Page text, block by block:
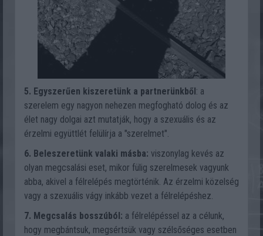
5. Egyszerűen kiszeretünk a partnerünkből: a
szerelem egy nagyon nehezen megfogható dolog és az
élet nagy dolgai azt mutatják, hogy a szexuális és az
érzelmi együttlét felülírja a "szerelmet".
6. Beleszeretünk valaki másba: viszonylag kevés az
olyan megcsalási eset, mikor fülig szerelmesek vagyunk
abba, akivel a félrelépés megtörténik. Az érzelmi közelség
vagy a szexuális vágy inkább vezet a félrelépéshez.
7. Megcsalás bosszúból: a félrelépéssel az a célunk,
hogy megbántsuk, megsértsük vagy szélsőséges esetben